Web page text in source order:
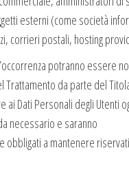
esterni (come società
corrieri postali, hosting
potranno essere
Trattamento da parte del
ai Dati Personali degli Utenti
necessario e saranno
obbligati a mantenere